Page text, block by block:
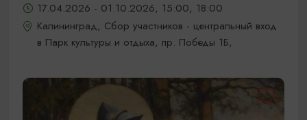
17.04.2026 - 01.10.2026, 15:00, 18:00
Калининград, Сбор участников - центральный вход
в Парк культуры и отдыха, пр. Победы 1Б,